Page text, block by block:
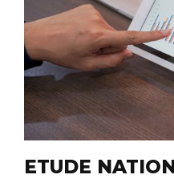
ETUDE